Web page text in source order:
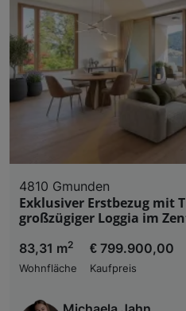
4810 Gmunden
Exklusiver Erstbezug mit
großzügiger Loggia im
83,31 m2
Wohnfläche
€ 799.900,00
Kaufpreis